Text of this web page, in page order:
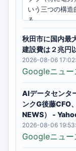
秋田市に国内最
建設費は２兆円
2026-08-06
Googleニュー
AIデータセンタ
ンクG後藤CFO
NEWS） -
2026-08-06
Googleニュー